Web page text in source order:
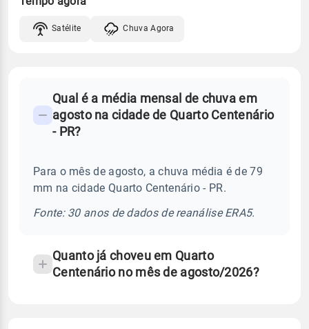
Satélite Chuva Agora
Perguntas
frequentes
chuva
temperatura
Qual é a média mensal de chuva em
agosto na cidade de Quarto Centenário
- PR?
Para o mês de agosto, a chuva média é de 79
mm na cidade Quarto Centenário - PR.
Fonte: 30 anos de dados de reanálise ERA5.
Quanto já choveu em Quarto
Centenário no mês de agosto/2026?